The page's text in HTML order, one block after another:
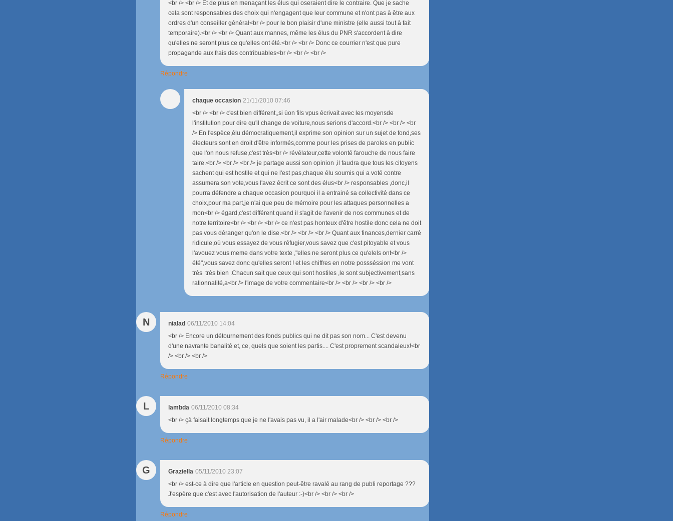
<br /> <br /> Et de plus en menaçant les élus qui oseraient dire le contraire. Que je sache
cela sont responsables des choix qui n'engagent que leur commune et n'ont pas à être aux
ordres d'un conseiller général<br /> pour le bon plaisir d'une ministre (elle aussi tout à fait
temporaire).<br /> <br /> Quant aux mannes, même les élus du PNR s'accordent à dire
qu'elles ne seront plus ce qu'elles ont été.<br /> <br /> Donc ce courrier n'est que pure
propagande aux frais des contribuables<br /> <br /> <br />
Répondre
chaque occasion 21/11/2010 07:46
<br /> <br /> c'est bien différent,,si ùon fils vpus écrivait avec les moyensde
l'institution pour dire qu'il change de voiture,nous serions d'accord.<br /> <br /> <br
/> En l'espèce,élu démocratiquement,il exprime son opinion sur un sujet de fond,ses
électeurs sont en droit d'être informés,comme pour les prises de paroles en public
que l'on nous refuse,c'est très<br /> révélateur,cette volonté farouche de nous faire
taire.<br /> <br /> <br /> je partage aussi son opinion ,il faudra que tous les citoyens
sachent qui est hostile et qui ne l'est pas,chaque élu soumis qui a voté contre
assumera son vote,vous l'avez écrit ce sont des élus<br /> responsables ,donc,il
pourra défendre a chaque occasion pourquoi il a entrainé sa collectivité dans ce
choix,pour ma part,je n'ai que peu de mémoire pour les attaques personnelles a
mon<br /> égard,c'est différent quand il s'agit de l'avenir de nos communes et de
notre territoire<br /> <br /> <br /> ce n'est pas honteux d'être hostile donc cela ne doit
pas vous déranger qu'on le dise.<br /> <br /> <br /> Quant aux finances,dernier carré
ridicule,où vous essayez de vous réfugier,vous savez que c'est pitoyable et vous
l'avouez vous meme dans votre texte ,"elles ne seront plus ce qu'elels ont<br />
été",vous savez donc qu'elles seront ! et les chiffres en notre possséssion me vont
très très bien .Chacun sait que ceux qui sont hostiles ,le sont subjectivement,sans
rationnalité,a<br /> l'image de votre commentaire<br /> <br /> <br /> <br />
N nialad 06/11/2010 14:04
<br /> Encore un détournement des fonds publics qui ne dit pas son nom... C'est devenu
d'une navrante banalité et, ce, quels que soient les partis.... C'est proprement scandaleux!<br
/> <br /> <br />
Répondre
L lambda 06/11/2010 08:34
<br /> çà faisait longtemps que je ne l'avais pas vu, il a l'air malade<br /> <br /> <br />
Répondre
G Graziella 05/11/2010 23:07
<br /> est-ce à dire que l'article en question peut-être ravalé au rang de publi reportage ???
J'espère que c'est avec l'autorisation de l'auteur :-)<br /> <br /> <br />
Répondre